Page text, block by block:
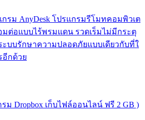
รม AnyDesk โปรแกรมรีโมทคอมพิวเต
มต่อแบบไร้พรมแดน รวดเร็มไม่มีกระตุ
บบรักษาความปลอดภัยแบบเดียวกับที่ใ
อีกด้วย
ม Dropbox เก็บไฟล์ออนไลน์ ฟรี 2 GB )